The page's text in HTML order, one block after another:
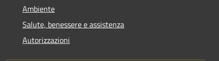
Ambiente
Salute, benessere e assistenza
Autorizzazioni